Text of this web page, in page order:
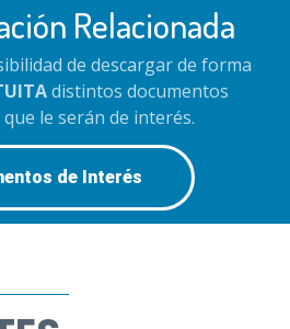
Relacionada
de descargar de forma
distintos documentos
le serán de interés.
de Interés